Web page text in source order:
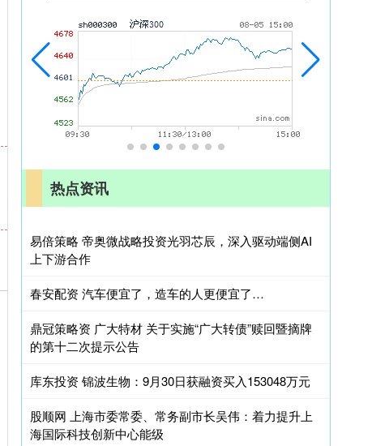
热点资讯
易倍策略 帝奥微战略投资光羽芯辰，深入驱动端侧AI
上下游合作
春安配资 汽车便宜了，造车的人更便宜了…
鼎冠策略资 广大特材 关于实施“广大转债”赎回暨摘牌
的第十二次提示公告
库东投资 锦波生物：9月30日获融资买入153048万元
股顺网 上海市委常委、常务副市长吴伟：着力提升上
海国际科技创新中心能级